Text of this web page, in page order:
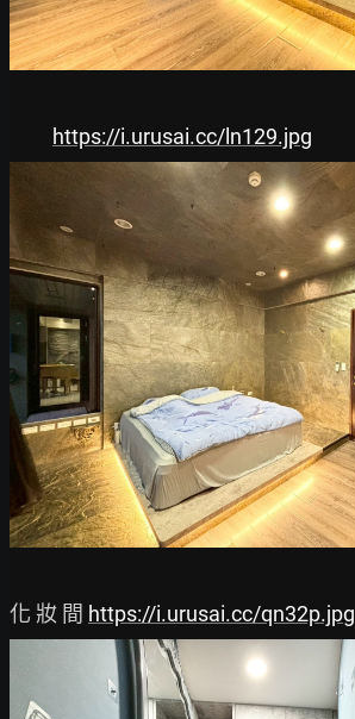
https://i.urusai.cc/ln129.jpg
化 妝 間 https://i.urusai.cc/qn32p.jpg